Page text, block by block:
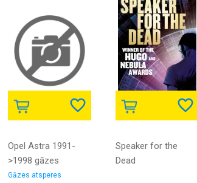
Opel Astra 1991-
>1998 gāzes
atspere aizmugures
Gāzes atsperes
Speaker for the
Dead